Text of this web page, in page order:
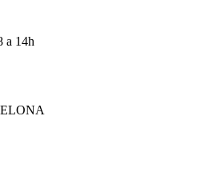
a 14h